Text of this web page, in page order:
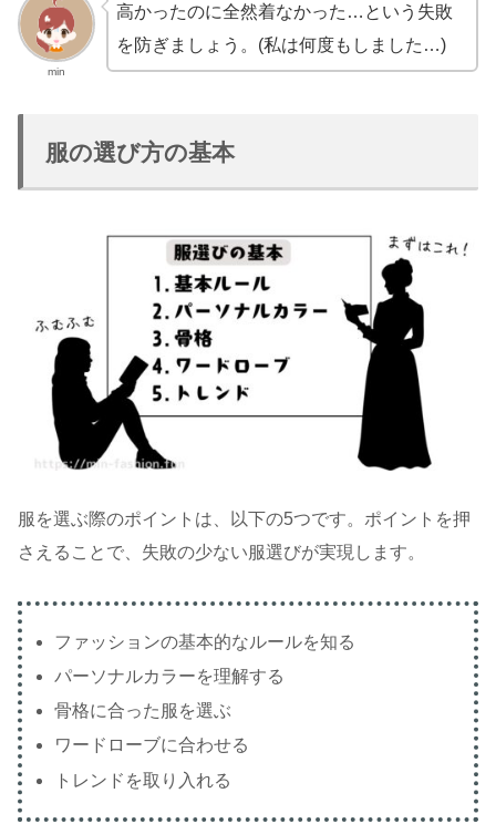
min
高かったのに全然着なかった…という失敗
を防ぎましょう。(私は何度もしました…)
服の選び方の基本
服を選ぶ際のポイントは、以下の5つです。ポイントを押
さえることで、失敗の少ない服選びが実現します。
ファッションの基本的なルールを知る
パーソナルカラーを理解する
骨格に合った服を選ぶ
ワードローブに合わせる
トレンドを取り入れる